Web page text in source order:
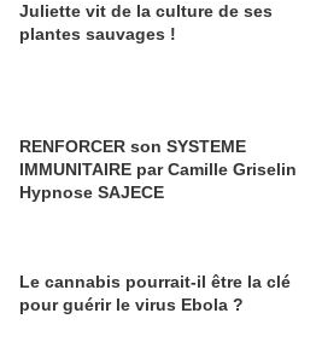
Juliette vit de la culture de ses
plantes sauvages !
RENFORCER son SYSTEME
IMMUNITAIRE par Camille Griselin
Hypnose SAJECE
Le cannabis pourrait-il être la clé
pour guérir le virus Ebola ?